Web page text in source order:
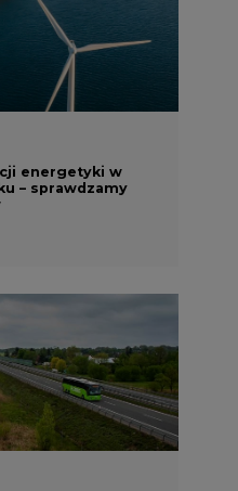
energetyki w
– sprawdzamy